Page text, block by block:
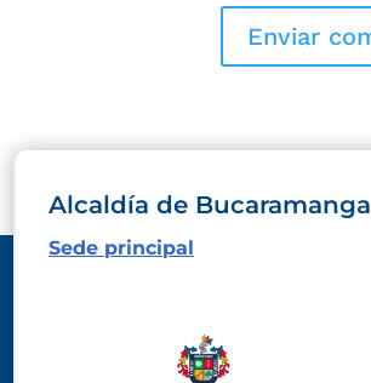
Alcaldía de Bucaramanga
Sede principal